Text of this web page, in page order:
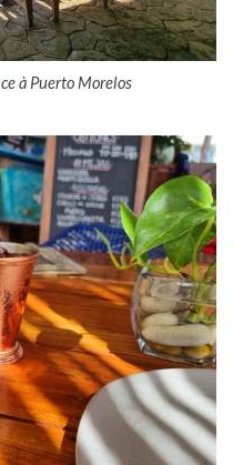
à Puerto Morelos